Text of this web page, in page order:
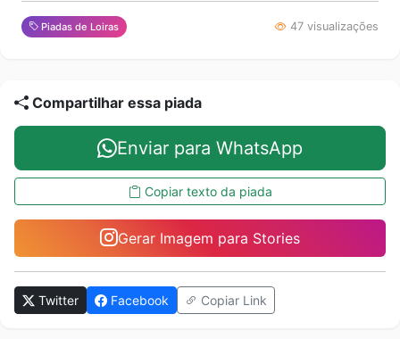
Piadas de Loiras 47 visualizações
Compartilhar essa piada
Enviar para WhatsApp
Copiar texto da piada
Gerar Imagem para Stories
Twitter Facebook Copiar Link